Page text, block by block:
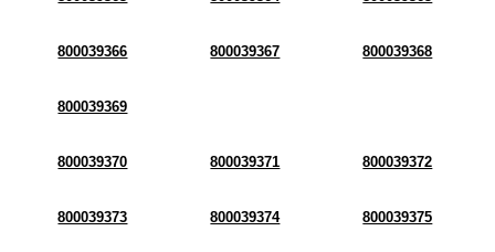
800039366 800039367 800039368
800039369
800039370 800039371 800039372
800039373 800039374 800039375